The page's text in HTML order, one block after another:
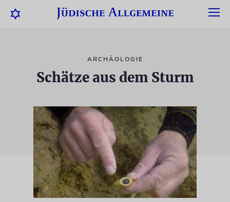
ARCHÄOLOGIE
Schätze aus dem Sturm